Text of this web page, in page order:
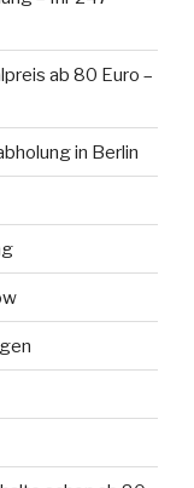
ab 80 Euro –
in Berlin